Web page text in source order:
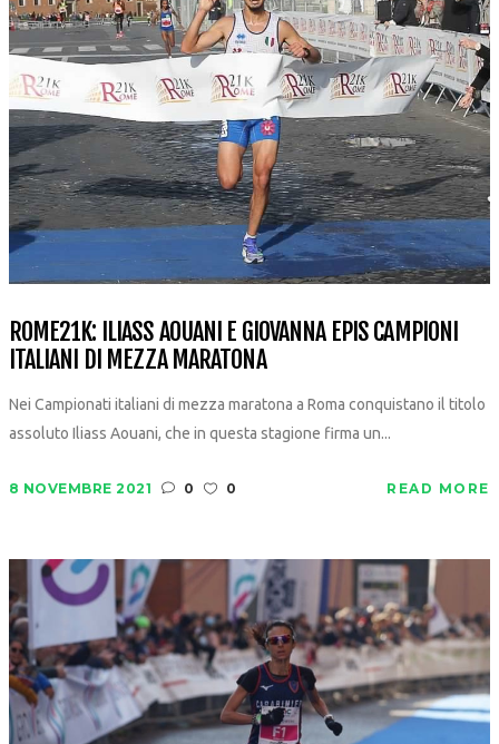
ROME21K: ILIASS AOUANI E GIOVANNA EPIS CAMPIONI
ITALIANI DI MEZZA MARATONA
Nei Campionati italiani di mezza maratona a Roma conquistano il titolo
assoluto Iliass Aouani, che in questa stagione firma un...
8 NOVEMBRE 2021 0 0 READ MORE